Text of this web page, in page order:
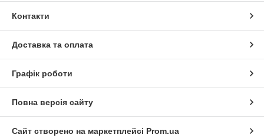
Контакти
Доставка та оплата
Графік роботи
Повна версія сайту
Сайт створено на маркетплейсі Prom.ua